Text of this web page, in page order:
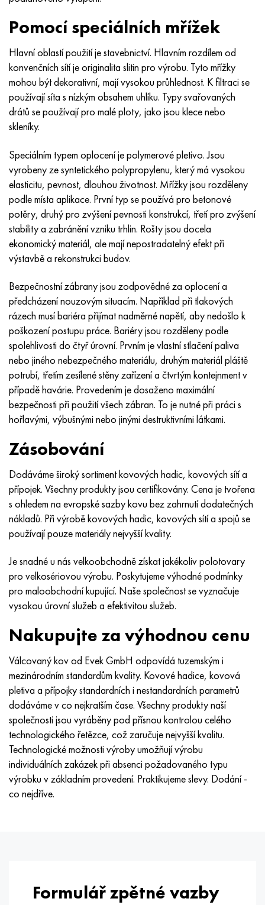
Pomocí speciálních mřížek
Hlavní oblastí použití je stavebnictví. Hlavním rozdílem od
konvenčních sítí je originalita slitin pro výrobu. Tyto mřížky
mohou být dekorativní, mají vysokou průhlednost. K filtraci se
používají síta s nízkým obsahem uhlíku. Typy svařovaných
drátů se používají pro malé ploty, jako jsou klece nebo
skleníky.
Speciálním typem oplocení je polymerové pletivo. Jsou
vyrobeny ze syntetického polypropylenu, který má vysokou
elasticitu, pevnost, dlouhou životnost. Mřížky jsou rozděleny
podle místa aplikace. První typ se používá pro betonové
potěry, druhý pro zvýšení pevnosti konstrukcí, třetí pro zvýšení
stability a zabránění vzniku trhlin. Rošty jsou docela
ekonomický materiál, ale mají nepostradatelný efekt při
výstavbě a rekonstrukci budov.
Bezpečnostní zábrany jsou zodpovědné za oplocení a
předcházení nouzovým situacím. Například při tlakových
rázech musí bariéra přijímat nadměrné napětí, aby nedošlo k
poškození postupu práce. Bariéry jsou rozděleny podle
spolehlivosti do čtyř úrovní. Prvním je vlastní stlačení paliva
nebo jiného nebezpečného materiálu, druhým materiál pláště
potrubí, třetím zesílené stěny zařízení a čtvrtým kontejnment v
případě havárie. Provedením je dosaženo maximální
bezpečnosti při použití všech zábran. To je nutné při práci s
hořlavými, výbušnými nebo jinými destruktivními látkami.
Zásobování
Dodáváme široký sortiment kovových hadic, kovových sítí a
přípojek. Všechny produkty jsou certifikovány. Cena je tvořena
s ohledem na evropské sazby kovu bez zahrnutí dodatečných
nákladů. Při výrobě kovových hadic, kovových sítí a spojů se
používají pouze materiály nejvyšší kvality.
Je snadné u nás velkoobchodně získat jakékoliv polotovary
pro velkosériovou výrobu. Poskytujeme výhodné podmínky
pro maloobchodní kupující. Naše společnost se vyznačuje
vysokou úrovní služeb a efektivitou služeb.
Nakupujte za výhodnou cenu
Válcovaný kov od Evek GmbH odpovídá tuzemským i
mezinárodním standardům kvality. Kovové hadice, kovová
pletiva a přípojky standardních i nestandardních parametrů
dodáváme v co nejkratším čase. Všechny produkty naší
společnosti jsou vyráběny pod přísnou kontrolou celého
technologického řetězce, což zaručuje nejvyšší kvalitu.
Technologické možnosti výroby umožňují výrobu
individuálních zakázek při absenci požadovaného typu
výrobku v základním provedení. Praktikujeme slevy. Dodání -
co nejdříve.
Formulář zpětné vazby
MP159
Multimet n155
Nicrofer 5923 hMo
Nicrofer 6030
Nitronik 40
Nitronik 50
Nitronic 60
Nitronik 75
Nimonic 80a
Nimonic 263
Haynes 25
Haynes 188
Haynes 230
Hastelloy b2
Hastelloy b3
Hastelloy c4
Hastelloy C22
Hastelloy C-276
Hastelloy C2000
Hastelloy 3
Hastelloy x
Udimet 500
Udimet 720
56DGNH
68NKhVKTYu
79NM, Magnifer 7904
80NM
80NMV-VI
80 NHS
81HMA
Druhy přesných slitin
Termobimetaly
HN73MBTYu
XN70YU
HN75 MBTYu
XN75TBYu
XN77TYu
XN77TYUR
HN78Т
HN80TBY
N65M, EP982
5B
TL5
V 6
TS-6
14 titan
SP -17
40 titan
1.4567 - AISI 304Cu
1,4570-aisi303Cu
1.4574 - Slitina PH 15-7 Mo®
1.4580 - AISI 316Cb
1,4597 - AISI 204Cu
Slitina 28 - 1,4563
Slitina 31 - 1,4562
Alloy 254smo® - 1,4547
Slitina 926 - 1,4529
AM-355 – AM-5547
Custom 450® - uns S45000
Řecký Ascoloy 418
Potrubí odolné proti korozi
15X16H2AM
18X11MNFB
18X12VMBFR
20X12VNMF
20H3MMF
21NKMT
37X12N8G8MFB
40X10X2M
40Х9С2
50X14MF
65X13
90X18MF
95 x 18
30X, AISI 5130, 30h
30hgs, 30hgs
30hgsa, 30hgsa
30hgsn2a, 30hgsna
30xn2ma, 30CrNiMo8
30хн3а, 31nicr14
34khn3ma, 36NiCrMo16, 35NiCrMo16
35hgs, 35hgs
35hgsa, 35hgsa
38x2n2ma, 34CrNiMo6, 40NiCrMo7
40hn2ma, 34CrNiMo4, 36hnm
38 hodin, 37 hodin
38XA, 37Cr4, AISI 5135
38HN3MFA, 35nicrmov12-5
40G, 40Mn4, AISI 1035
38XM, 42CrMo4, AISI 1,7225
40HH, 36NiCr6, AISI 3135
40XFA, 1,7223, AISI 4142
45X, 45h, 1,7035
45HN2MFA, k2425, 45hnmf
A40G, 44smn28, 1.0762, 46s20